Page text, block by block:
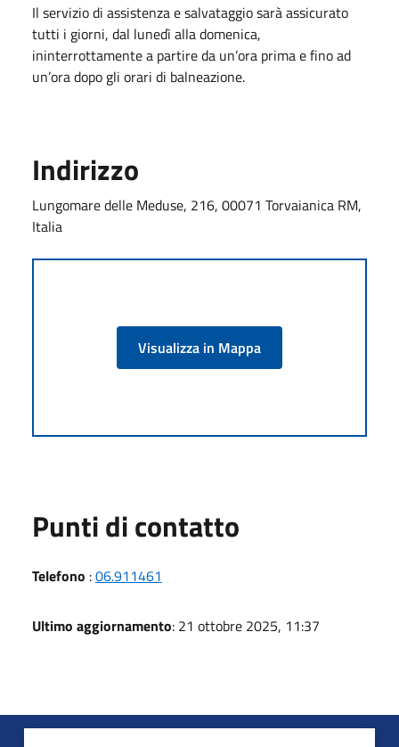
Il servizio di assistenza e salvataggio sarà assicurato
tutti i giorni, dal lunedì alla domenica,
ininterrottamente a partire da un’ora prima e fino ad
un’ora dopo gli orari di balneazione.
Indirizzo
Lungomare delle Meduse, 216, 00071 Torvaianica RM,
Italia
Visualizza in Mappa
Punti di contatto
Telefono :06.911461
Ultimo aggiornamento: 21 ottobre 2025, 11:37